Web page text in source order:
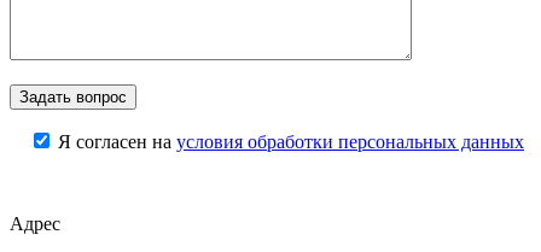
Я согласен на условия обработки персональных данных
Адрес